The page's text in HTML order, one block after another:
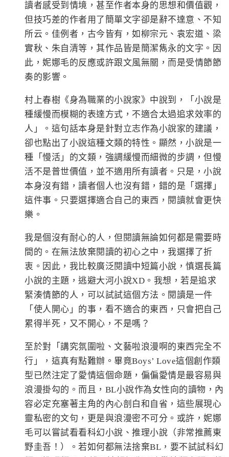
讀者感受到情境，甚至作者本身的思想和價值觀，
但技巧差的作者用了簡單文字卻是辭不達意、不知
所云。佳例者，古今皆有，如柳宗元、袁宏道、梁
實秋、朱自清等，其作品皆是簡潔雋永的文字。因
此，妮娜毛的反應或許跟文風無關，而是受情節節
奏的影響。
村上春樹《身為職業的小說家》中說到，「小說是
種緩慢而模糊的表達方式，不適合太過追求效率的
人」。這句話本身是針對立志作為小說家的建議，
卻也點出了小說這種文類的特性。顯然，小說是一
種「慢活」的文類，強調緩慢而細微的步調，但慢
活不是普世價值，並不適用所有讀者。只是，小說
本身沒有錯，讀者個人也沒有錯，錯的是「選擇」
這件事。只要選擇適合自己的東西，閱讀就會更快
樂。
我是個沒有耐心的人，但閱讀無論如何都是需要時
間的。在無法放棄閱讀的初心之中，我選擇了折
衷。因此，我比較廣泛閱讀中短篇小說，慎選長篇
小說的主題，逃避大河小說XD。我想，若是追求
緊湊情節的人，可以試試這個方法。閱讀是一件
「使人開心」的事，看不適合的東西，只會把自己
累得半死，又不開心，不是嗎？
至於對「講究氛圍啦、文藝啦浪漫啊的東西完全不
行」，這真有點難辦。畢竟Boys’ Love這個創作類
型已然注定了愛情這個命題，偏偏愛情是最容易與
浪漫掛勾的。而且，BL小說作為女性向的讀物，內
容必定充塞著主角的內心剖白和自省，這些展現心
靈私密的文句，更是與浪漫密不可分。或許，妮娜
毛可以嘗試看看科幻小說、推理小說（非常推薦東
野圭吾！）。若如何都無法捨棄BL，要不試試科幻